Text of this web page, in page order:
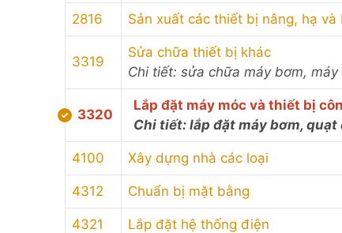
2816 Sản xuất các thiết bị nâng, hạ và
3319
Sửa chữa thiết bị khác
Chi tiết: sửa chữa máy bơm,
3320
Lắp đặt máy móc và thiết bị
Chi tiết: lắp đặt máy bơm,
4100 Xây dựng nhà các loại
4312 Chuẩn bị mặt bằng
4321 Lắp đặt hệ thống điện